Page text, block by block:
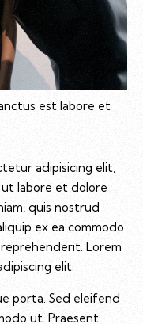
est labore et
adipisicing elit,
labore et dolore
quis nostrud
ex ea commodo
Lorem
elit.
porta. Sed eleifend
ut. Praesent